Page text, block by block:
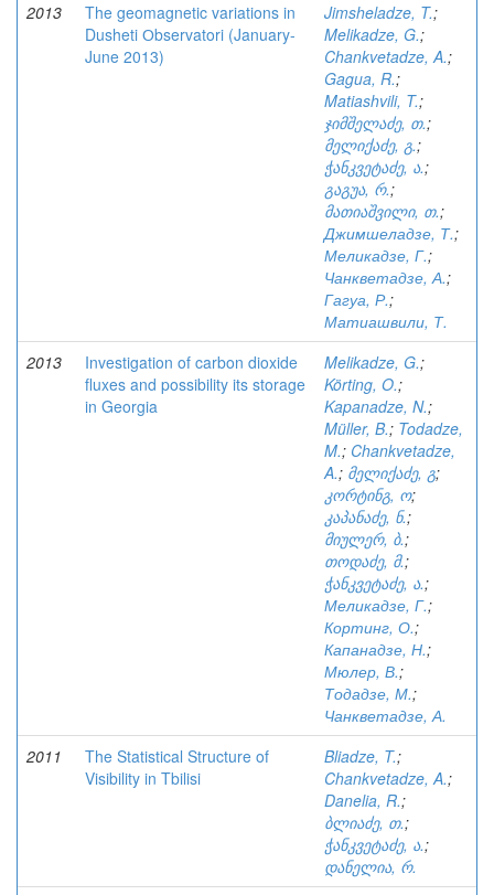
2013
The geomagnetic variations in
Dusheti Оbservatori (January-
June 2013)
Jimsheladze, T.;
Melikadze, G.;
Chankvetadze, A.;
Gagua, R.;
Matiashvili, T.;
ჯიმშელაძე, თ.;
მელიქაძე, გ.;
ჭანკვეტაძე, ა.;
გაგუა, რ.;
მათიაშვილი, თ.;
Джимшеладзе, Т.;
Меликадзе, Г.;
Чанкветадзе, А.;
Гагуа, Р.;
Матиашвили, Т.
2013
Investigation of carbon dioxide
fluxes and possibility its storage
in Georgia
Melikadze, G.;
Körting, O.;
Kapanadze, N.;
Müller, B.; Todadze,
M.; Chankvetadze,
A.; მელიქაძე, გ;
კორტინგ, ო;
კაპანაძე, ნ.;
მიულერ, ბ.;
თოდაძე, მ.;
ჭანკვეტაძე, ა.;
Меликадзе, Г.;
Кортинг, О.;
Капанадзе, Н.;
Мюлер, В.;
Тодадзе, М.;
Чанкветадзе, А.
2011
The Statistical Structure of
Visibility in Tbilisi
Bliadze, T.;
Chankvetadze, A.;
Danelia, R.;
ბლიაძე, თ.;
ჭანკვეტაძე, ა.;
დანელია, რ.